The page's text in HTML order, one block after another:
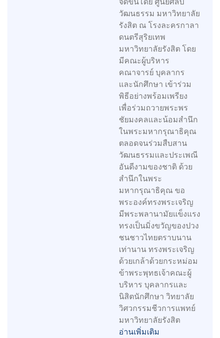
วัฒนธรรม มหาวิทยาลัย
รังสิต ณ โรงละครกาลา
ดนตรีสุริยเทพ
มหาวิทยาลัยรังสิต โดย
มีคณะผู้บริหาร
คณาจารย์ บุคลากร
และนักศึกษา เข้าร่วม
พิธีอย่างพร้อมเพรียง
เพื่อร่วมถวายพระพร
ชัยมงคลและน้อมสำนึก
ในพระมหากรุณาธิคุณ
ตลอดจนร่วมสืบสาน
วัฒนธรรมและประเพณี
อันดีงามของชาติ ด้วย
สำนึกในพระ
มหากรุณาธิคุณ ขอ
พระองค์ทรงพระเจริญ
มีพระพลานามัยแข็งแรง
ทรงเป็นมิ่งขวัญของปวง
ชนชาวไทยตราบนาน
เท่านาน ทรงพระเจริญ
ด้วยเกล้าด้วยกระหม่อม
ข้าพระพุทธเจ้าคณะผู้
บริหาร บุคลากรและ
นิสิตนักศึกษา วิทยาลัย
วิศวกรรมชีวการแพทย์
มหาวิทยาลัยรังสิต
อ่านเพิ่มเติม